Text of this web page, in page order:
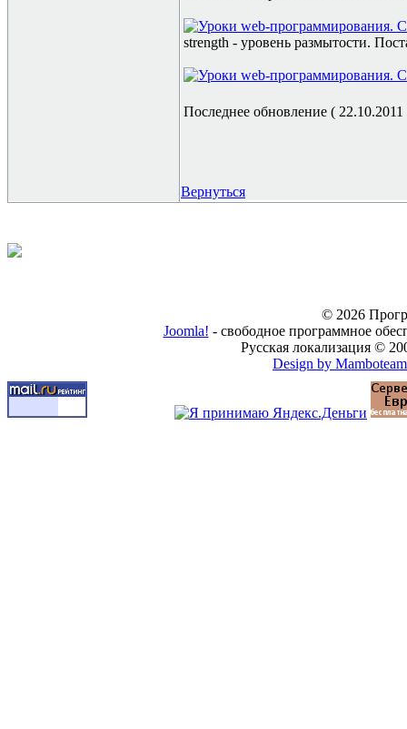
strength - уровень размытости.
Последнее обновление ( 22.10.2011
Вернуться
© 2026
Joomla! - свободное программное
Русская локализация ©
Design by